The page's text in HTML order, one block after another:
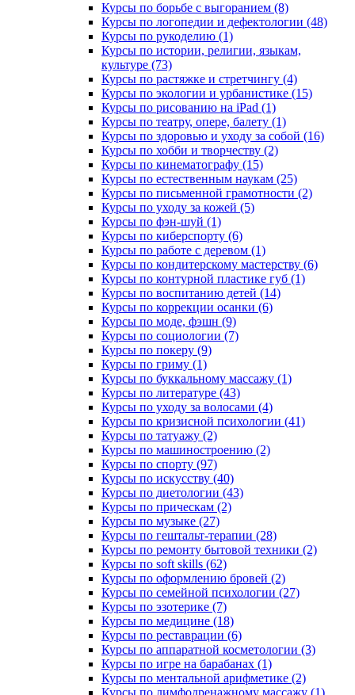
Курсы по борьбе с выгоранием (8)
Курсы по логопедии и дефектологии (48)
Курсы по рукоделию (1)
Курсы по истории, религии, языкам,
культуре (73)
Курсы по растяжке и стретчингу (4)
Курсы по экологии и урбанистике (15)
Курсы по рисованию на iPad (1)
Курсы по театру, опере, балету (1)
Курсы по здоровью и уходу за собой (16)
Курсы по хобби и творчеству (2)
Курсы по кинематографу (15)
Курсы по естественным наукам (25)
Курсы по письменной грамотности (2)
Курсы по уходу за кожей (5)
Курсы по фэн-шуй (1)
Курсы по киберспорту (6)
Курсы по работе с деревом (1)
Курсы по кондитерскому мастерству (6)
Курсы по контурной пластике губ (1)
Курсы по воспитанию детей (14)
Курсы по коррекции осанки (6)
Курсы по моде, фэшн (9)
Курсы по социологии (7)
Курсы по покеру (9)
Курсы по гриму (1)
Курсы по буккальному массажу (1)
Курсы по литературе (43)
Курсы по уходу за волосами (4)
Курсы по кризисной психологии (41)
Курсы по татуажу (2)
Курсы по машиностроению (2)
Курсы по спорту (97)
Курсы по искусству (40)
Курсы по диетологии (43)
Курсы по прическам (2)
Курсы по музыке (27)
Курсы по гештальт-терапии (28)
Курсы по ремонту бытовой техники (2)
Курсы по soft skills (62)
Курсы по оформлению бровей (2)
Курсы по семейной психологии (27)
Курсы по эзотерике (7)
Курсы по медицине (18)
Курсы по реставрации (6)
Курсы по аппаратной косметологии (3)
Курсы по игре на барабанах (1)
Курсы по ментальной арифметике (2)